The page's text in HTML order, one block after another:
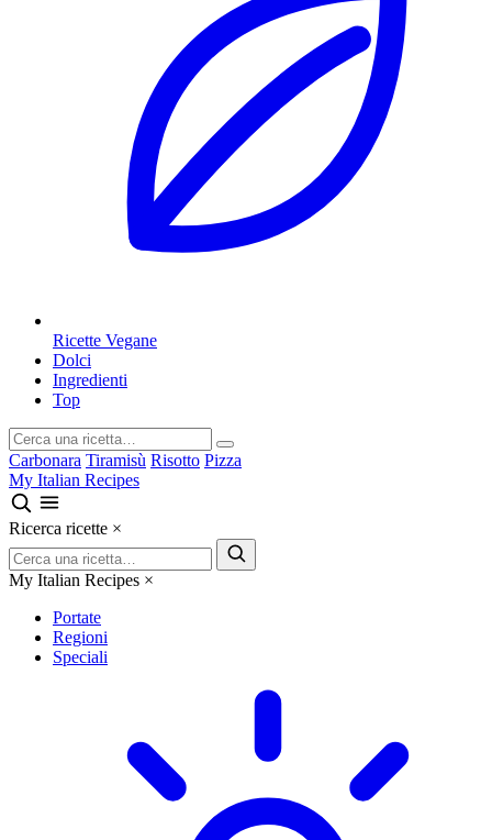
Ricette Vegane
Dolci
Ingredienti
Top
Carbonara Tiramisù Risotto Pizza
My Italian Recipes
Ricerca ricette ×
My Italian Recipes ×
Portate
Regioni
Speciali